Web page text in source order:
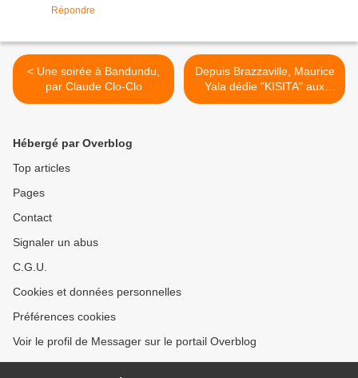
Répondre
< Une soirée à Bandundu,
par Claude Clo-Clo
Depuis Brazzaville, Maurice
Yala dédie "KISITA" aux
mbokatiers >
Hébergé par Overblog
Top articles
Pages
Contact
Signaler un abus
C.G.U.
Cookies et données personnelles
Préférences cookies
Voir le profil de Messager sur le portail Overblog